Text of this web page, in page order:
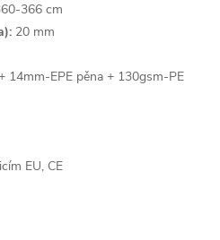
366 cm
20 mm
14mm-EPE pěna + 130gsm-PE
EU, CE